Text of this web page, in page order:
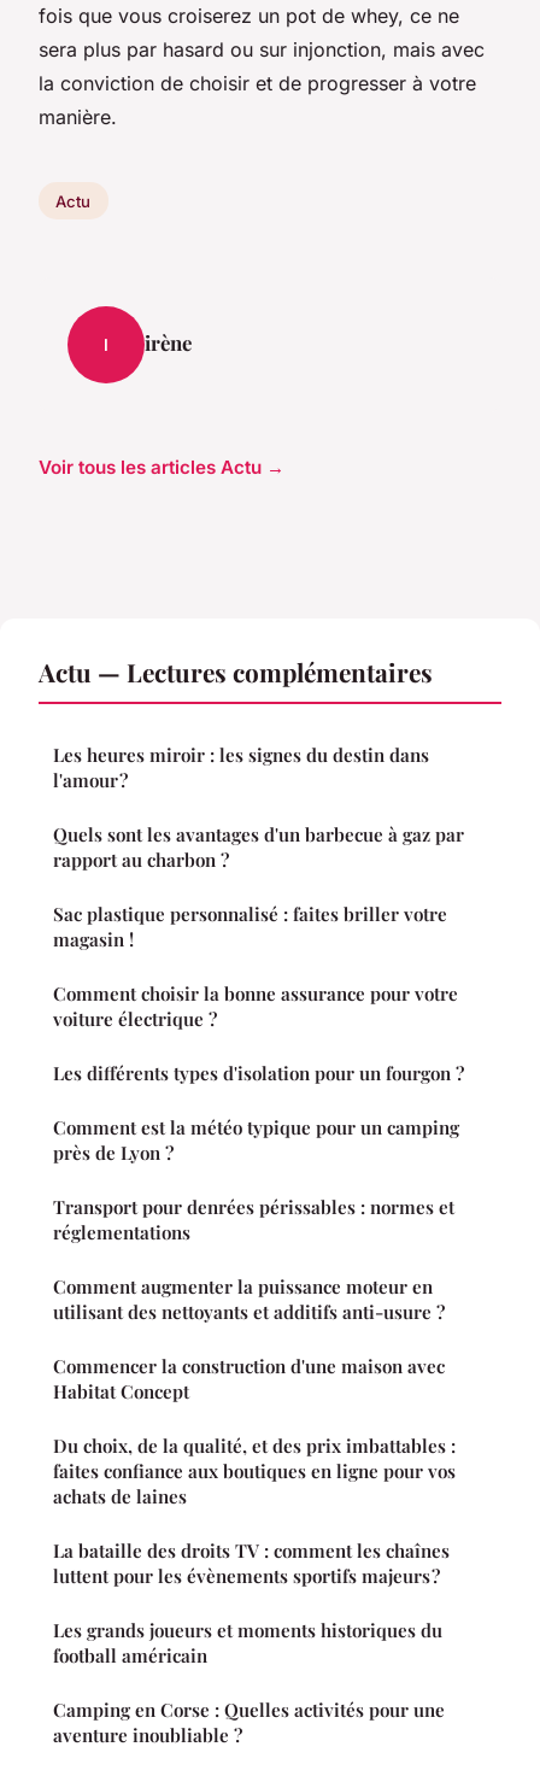
fois que vous croiserez un pot de whey, ce ne
sera plus par hasard ou sur injonction, mais avec
la conviction de choisir et de progresser à votre
manière.
Actu
I irène
Voir tous les articles Actu →
Actu — Lectures complémentaires
Les heures miroir : les signes du destin dans
l'amour ?
Quels sont les avantages d'un barbecue à gaz par
rapport au charbon ?
Sac plastique personnalisé : faites briller votre
magasin !
Comment choisir la bonne assurance pour votre
voiture électrique ?
Les différents types d'isolation pour un fourgon ?
Comment est la météo typique pour un camping
près de Lyon ?
Transport pour denrées périssables : normes et
réglementations
Comment augmenter la puissance moteur en
utilisant des nettoyants et additifs anti-usure ?
Commencer la construction d'une maison avec
Habitat Concept
Du choix, de la qualité, et des prix imbattables :
faites confiance aux boutiques en ligne pour vos
achats de laines
La bataille des droits TV : comment les chaînes
luttent pour les évènements sportifs majeurs ?
Les grands joueurs et moments historiques du
football américain
Camping en Corse : Quelles activités pour une
aventure inoubliable ?